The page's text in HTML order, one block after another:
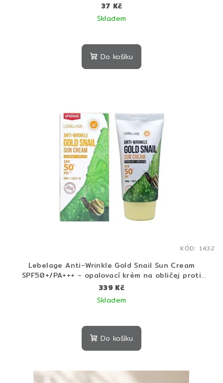
37 Kč
Skladem
Do košíku
Lebelage Anti-Wrinkle Gold Snail Sun Cream
SPF50+/PA+++ - opalovací krém na obličej proti
vráskám
339 Kč
Skladem
Do košíku
KÓD: 1432